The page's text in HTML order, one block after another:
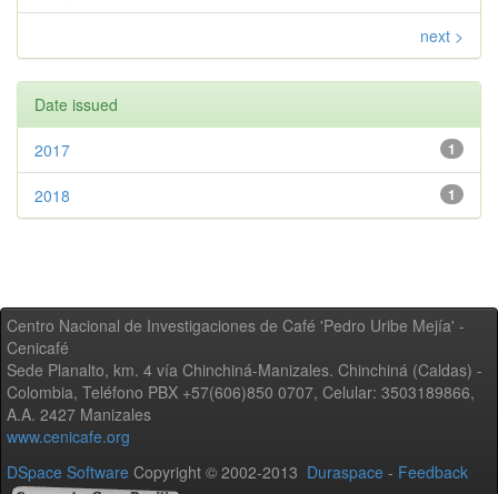
next >
Date issued
1
2017
1
2018
Centro Nacional de Investigaciones de Café 'Pedro Uribe Mejía' -
Cenicafé
Sede Planalto, km. 4 vía Chinchiná-Manizales. Chinchiná (Caldas) -
Colombia, Teléfono PBX +57(606)850 0707, Celular: 3503189866,
A.A. 2427 Manizales
www.cenicafe.org
DSpace Software Copyright © 2002-2013 Duraspace - Feedback